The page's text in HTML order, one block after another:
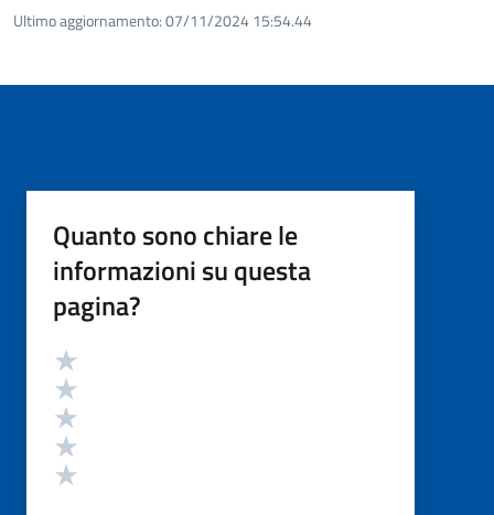
Ultimo aggiornamento:07/11/2024 15:54.44
Quanto sono chiare le
informazioni su questa
pagina?
Valutazione